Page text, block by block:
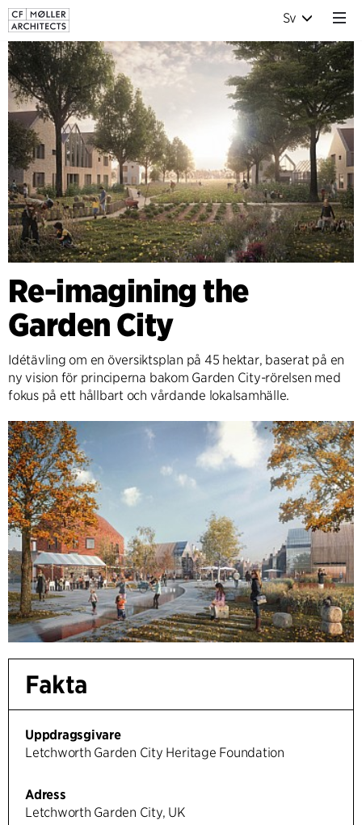
Sv
Re-imagining the
Garden City
Idétävling om en översiktsplan på 45 hektar, baserat på en
ny vision för principerna bakom Garden City-rörelsen med
fokus på ett hållbart och vårdande lokalsamhälle.
Fakta
Uppdragsgivare
Letchworth Garden City Heritage Foundation
Adress
Letchworth Garden City, UK